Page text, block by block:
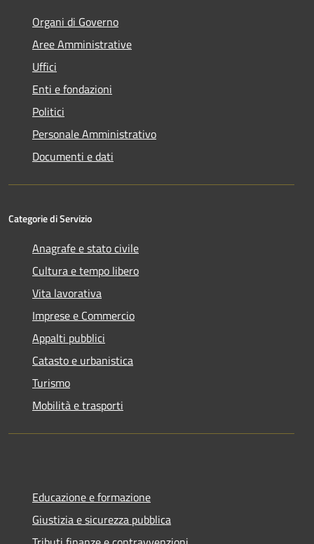
Organi di Governo
Aree Amministrative
Uffici
Enti e fondazioni
Politici
Personale Amministrativo
Documenti e dati
Categorie di Servizio
Anagrafe e stato civile
Cultura e tempo libero
Vita lavorativa
Imprese e Commercio
Appalti pubblici
Catasto e urbanistica
Turismo
Mobilità e trasporti
Educazione e formazione
Giustizia e sicurezza pubblica